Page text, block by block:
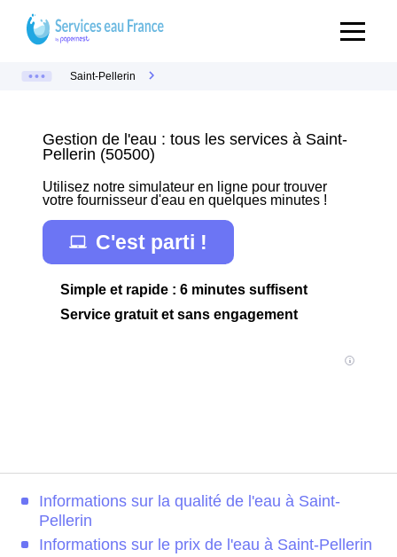
Saint-Pellerin
Gestion de l'eau : tous les services à Saint-
Pellerin (50500)
Utilisez notre simulateur en ligne pour trouver
votre fournisseur d'eau en quelques minutes !
C'est parti !
Simple et rapide : 6 minutes suffisent
Service gratuit et sans engagement
Informations sur la qualité de l'eau à Saint-
Pellerin
Informations sur le prix de l'eau à Saint-Pellerin